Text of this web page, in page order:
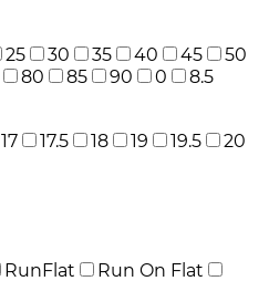
25 30 35 40 45
50
80 85 90 0
8.5
17 17.5 18 19 19.5
20
RunFlat
Run On Flat